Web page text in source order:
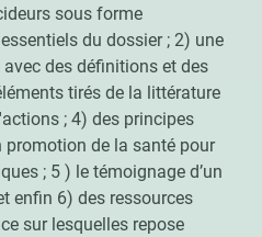
sous forme
du dossier ; 2) une
des définitions et des
tirés de la littérature
; 4) des principes
promotion de la santé pour
; 5 ) le témoignage d’un
enfin 6) des ressources
sur lesquelles repose